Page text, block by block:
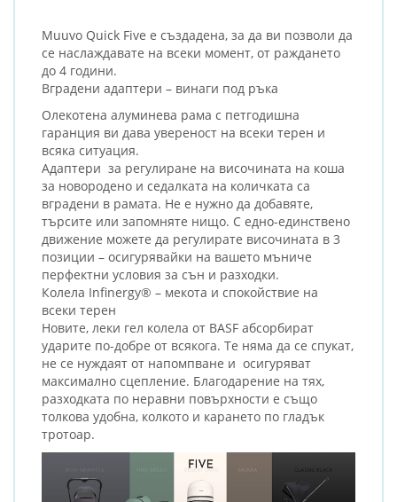
Muuvo Quick Five е създадена, за да ви позволи да
се наслаждавате на всеки момент, от раждането
до 4 години.
Вградени адаптери – винаги под ръка
Олекотена алуминева рама с петгодишна
гаранция ви дава увереност на всеки терен и
всяка ситуация.
Адаптери за регулиране на височината на коша
за новородено и седалката на количката са
вградени в рамата. Не е нужно да добавяте,
търсите или запомняте нищо. С едно-единствено
движение можете да регулирате височината в 3
позиции – осигурявайки на вашето мъниче
перфектни условия за сън и разходки.
Колела Infinergy® – мекота и спокойствие на
всеки терен
Новите, леки гел колела от BASF абсорбират
ударите по-добре от всякога. Те няма да се спукат,
не се нуждаят от напомпване и осигуряват
максимално сцепление. Благодарение на тях,
разходката по неравни повърхности е също
толкова удобна, колкото и карането по гладък
тротоар.